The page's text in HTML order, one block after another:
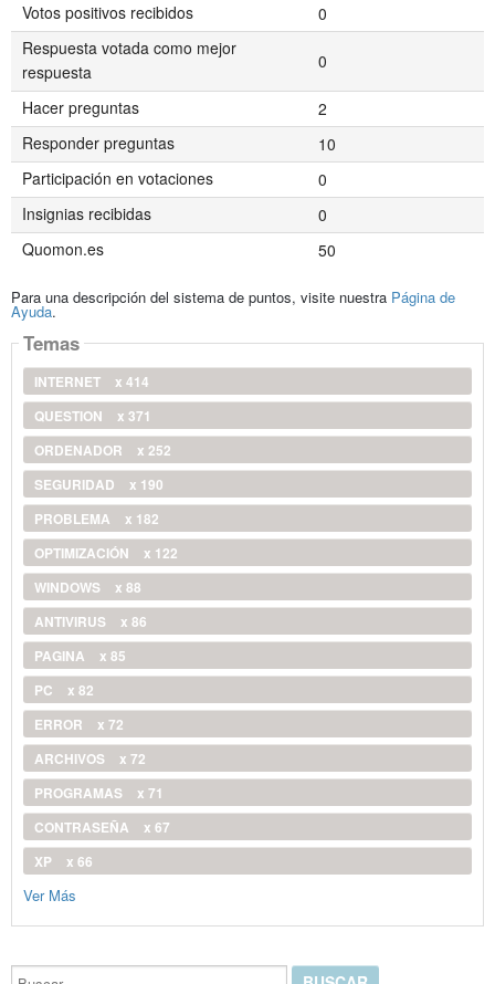
Votos positivos recibidos
0
Respuesta votada como mejor
respuesta
0
Hacer preguntas
2
Responder preguntas
10
Participación en votaciones
0
Insignias recibidas
0
Quomon.es
50
Para una descripción del sistema de puntos, visite nuestra Página de
Ayuda.
Temas
INTERNET
x 414
QUESTION
x 371
ORDENADOR
x 252
SEGURIDAD
x 190
PROBLEMA
x 182
OPTIMIZACIÓN
x 122
WINDOWS
x 88
ANTIVIRUS
x 86
PAGINA
x 85
PC
x 82
ERROR
x 72
ARCHIVOS
x 72
PROGRAMAS
x 71
CONTRASEÑA
x 67
XP
x 66
Ver Más
Buscar...